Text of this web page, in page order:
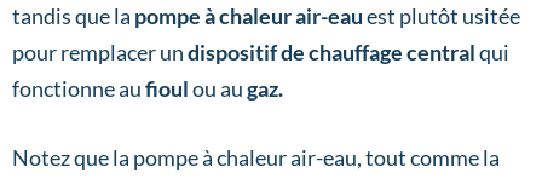
tandis que la pompe à chaleur air-eauest plutôt usitée
pour remplacer undispositif de chauffage centralqui
fonctionne aufioulou augaz.
Notez que la pompe à chaleur air-eau, tout comme la